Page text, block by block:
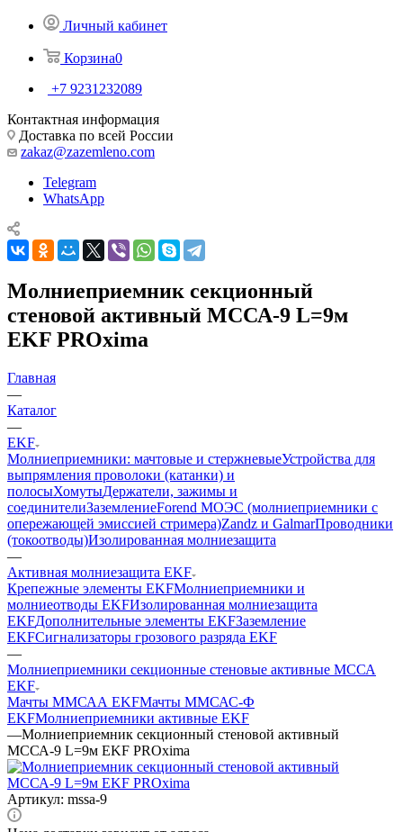
Личный кабинет
Корзина0
+7 9231232089
Контактная информация
Доставка по всей России
zakaz@zazemleno.com
Telegram
WhatsApp
Молниеприемник секционный
стеновой активный МССА-9 L=9м
EKF PROxima
Главная
—
Каталог
—
EKF
Молниеприемники: мачтовые и стержневыеУстройства для
выпрямления проволоки (катанки) и
полосыХомутыДержатели, зажимы и
соединителиЗаземлениеForend МОЭС (молниеприемники с
опережающей эмиссией стримера)Zandz и GalmarПроводники
(токоотводы)Изолированная молниезащита
—
Активная молниезащита EKF
Крепежные элементы EKFМолниеприемники и
молниеотводы EKFИзолированная молниезащита
EKFДополнительные элементы EKFЗаземление
EKFСигнализаторы грозового разряда EKF
—
Молниеприемники секционные стеновые активные МССА
EKF
Мачты ММСАА EKFМачты ММСАС-Ф
EKFМолниеприемники активные EKF
—Молниеприемник секционный стеновой активный
МССА-9 L=9м EKF PROxima
Артикул: mssa-9